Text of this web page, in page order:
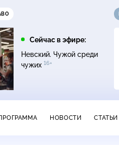
Сейчас в эфире:
Невский. Чужой среди
чужих 16+
13:00
Сегодня
НОВОСТИ СТАТЬИ